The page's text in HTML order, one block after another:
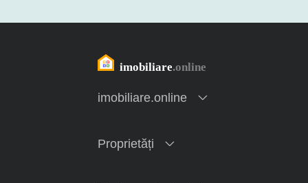
imobiliare.online
Proprietăți